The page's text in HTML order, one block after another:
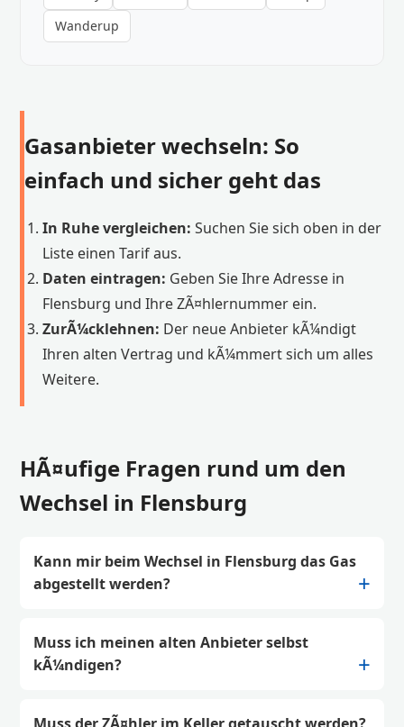
Wanderup
Gasanbieter wechseln: So
einfach und sicher geht das
In Ruhe vergleichen: Suchen Sie sich oben in der
Liste einen Tarif aus.
Daten eintragen: Geben Sie Ihre Adresse in
Flensburg und Ihre ZÃ¤hlernummer ein.
ZurÃ¼cklehnen: Der neue Anbieter kÃ¼ndigt
Ihren alten Vertrag und kÃ¼mmert sich um alles
Weitere.
HÃ¤ufige Fragen rund um den
Wechsel in Flensburg
Kann mir beim Wechsel in Flensburg das Gas
abgestellt werden?
Muss ich meinen alten Anbieter selbst
kÃ¼ndigen?